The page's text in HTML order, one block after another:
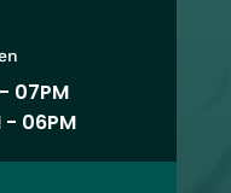
07PM
- 06PM